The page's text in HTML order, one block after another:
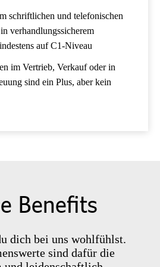
schriftlichen und telefonischen
verhandlungssicherem
auf C1-Niveau
im Vertrieb, Verkauf oder in
sind ein Plus, aber kein
Benefits
dich bei uns wohlfühlst.
sind dafür die